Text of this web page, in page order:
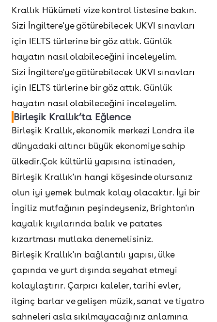
Krallık Hükümeti vize kontrol listesine bakın.
Sizi İngiltere'ye götürebilecek UKVI sınavları
için IELTS türlerine bir göz attık. Günlük
hayatın nasıl olabileceğini inceleyelim.
Sizi İngiltere'ye götürebilecek UKVI sınavları
için IELTS türlerine bir göz attık. Günlük
hayatın nasıl olabileceğini inceleyelim.
Birleşik Krallık’ta Eğlence
Birleşik Krallık, ekonomik merkezi Londra ile
dünyadaki altıncı büyük ekonomiye sahip
ülkedir.Çok kültürlü yapısına istinaden,
Birleşik Krallık'ın hangi köşesinde olursanız
olun iyi yemek bulmak kolay olacaktır. İyi bir
İngiliz mutfağının peşindeyseniz, Brighton'ın
kayalık kıyılarında balık ve patates
kızartması mutlaka denemelisiniz.
Birleşik Krallık'ın bağlantılı yapısı, ülke
çapında ve yurt dışında seyahat etmeyi
kolaylaştırır. Çarpıcı kaleler, tarihi evler,
ilginç barlar ve gelişen müzik, sanat ve tiyatro
sahneleri asla sıkılmayacağınız anlamına